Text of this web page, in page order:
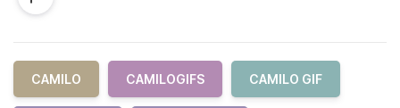
CAMILO CAMILOGIFS CAMILO GIF